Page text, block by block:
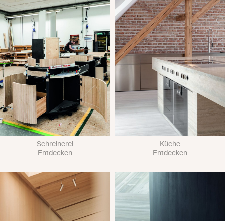
Schreinerei
Entdecken
Küche
Entdecken